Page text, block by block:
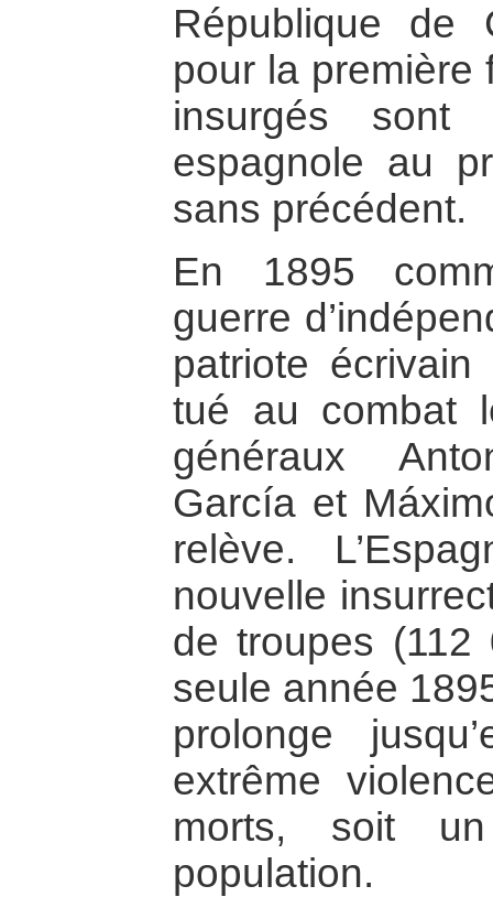
République de
pour la première
insurgés sont
espagnole au
sans précédent.
En 1895
guerre
patriote
tué au combat
généraux
García et
relève.
nouvelle
de troupes
seule année
prolonge
extrême
morts, soit
population.